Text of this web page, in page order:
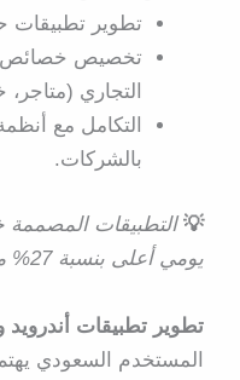
تطوير
تخصيص خصائص
التجاري
بالشركات.
💡التطبيقات
يومي أعلى بنسبة 27% مقارنة بالتطبيقات الجاهزة
تطوير تطبيقات أندرويد
المستخدم السعودي